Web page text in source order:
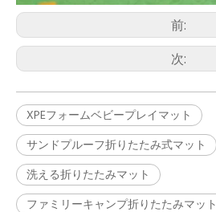
前:
次:
XPEフォームベビープレイマット
サンドプルーフ折りたたみ式マット
洗える折りたたみマット
ファミリーキャンプ折りたたみマット